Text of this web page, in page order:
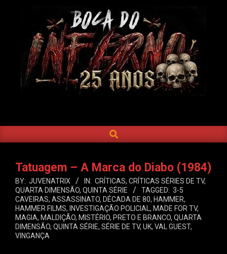
DO
INFERNO
Navigation
SEARCH
Tatuagem – A Marca do Diabo (1984)
BY: JUVENATRIX IN: CRÍTICAS, CRÍTICAS SÉRIES DE TV,
QUARTA DIMENSÃO, QUINTA SÉRIE TAGGED: 3-5
CAVEIRAS, ASSASSINATO, DÉCADA DE 80, HAMMER,
HAMMER FILMS, INVESTIGAÇÃO POLICIAL , MADE FOR TV,
MAGIA, MALDIÇÃO, MISTÉRIO, PRETO E BRANCO, QUARTA
DIMENSÃO, QUINTA SÉRIE, SÉRIE DE TV, UK, VAL GUEST,
VINGANÇA